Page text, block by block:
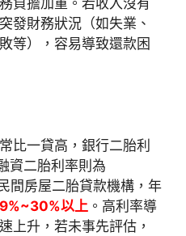
負擔加重。若收入沒有
發財務狀況（如失業、
等），容易導致還款困
比一貸高，銀行二胎利
資二胎利率則為
間房屋二胎貸款機構，年
9%~30%以上 。高利率導
上升，若未事先評估，